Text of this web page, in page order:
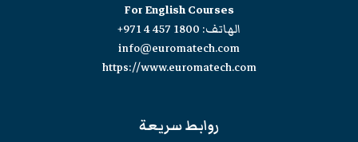
For English Courses
الهاتف: +971 4 457 1800
info@euromatech.com
https://www.euromatech.com
روابط سريعة